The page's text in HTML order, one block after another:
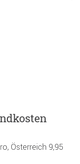
Österreich 9,95